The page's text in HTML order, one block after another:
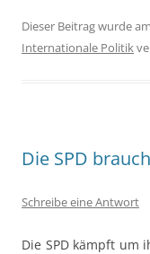
Dieser Beitrag wurde am
Internationale Politik
Die SPD
Schreibe eine Antwort
Die SPD kämpft um